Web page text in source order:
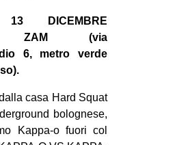
SPAZI
POPOLARE
AMBIENTE
ALL’ABITARE
13 DICEMBRE
ZAM (via
6, metro verde
casa Hard Squat
bolognese,
Kappa-o fuori col